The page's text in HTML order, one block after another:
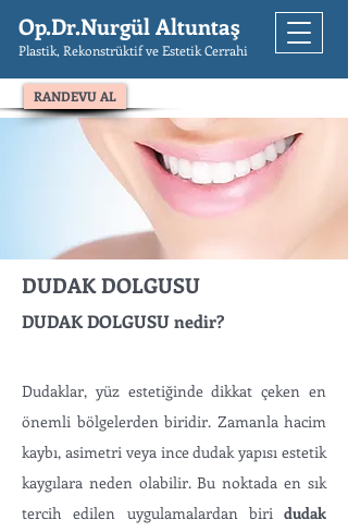
Op.Dr.Nurgül Altuntaş
Plastik, Rekonstrüktif ve Estetik Cerrahi
RANDEVU AL
DUDAK DOLGUSU
DUDAK DOLGUSU nedir?
Dudaklar, yüz estetiğinde dikkat çeken en
önemli bölgelerden biridir. Zamanla hacim
kaybı, asimetri veya ince dudak yapısı estetik
kaygılara neden olabilir. Bu noktada en sık
tercih edilen uygulamalardan biri dudak